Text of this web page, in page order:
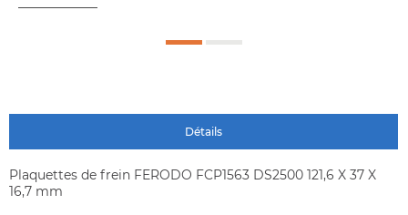
Détails
Plaquettes de frein FERODO FCP1563 DS2500 121,6 X 37 X
16,7 mm